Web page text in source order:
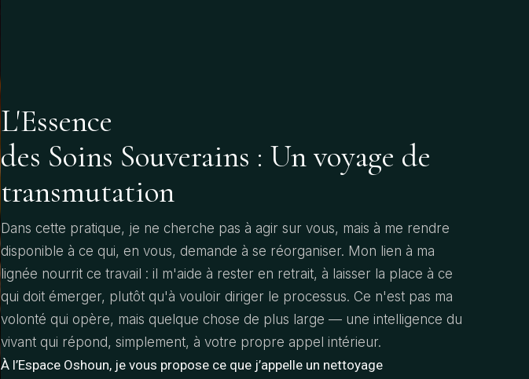
L'Essence
des Soins Souverains : Un voyage de
transmutation
Dans cette pratique, je ne cherche pas à agir sur vous, mais à me rendre
disponible à ce qui, en vous, demande à se réorganiser. Mon lien à ma
lignée nourrit ce travail : il m'aide à rester en retrait, à laisser la place à ce
qui doit émerger, plutôt qu'à vouloir diriger le processus. Ce n'est pas ma
volonté qui opère, mais quelque chose de plus large — une intelligence du
vivant qui répond, simplement, à votre propre appel intérieur.
À l’Espace Oshoun, je vous propose ce que j’appelle un nettoyage